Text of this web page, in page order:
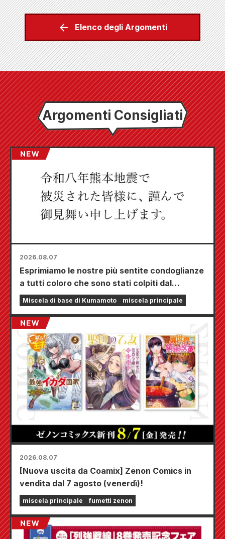
Elenco degli Argomenti
Argomenti Consigliati
2026.08.07
Esprimiamo le nostre più sentite condoglianze
a tutti coloro che sono stati colpiti dal
terremoto di Kumamoto del 2026.
Miscela di base di Kumamoto miscela principale
2026.08.07
[Nuova uscita da Coamix] Zenon Comics in
vendita dal 7 agosto (venerdì)!
miscela principale fumetti zenon